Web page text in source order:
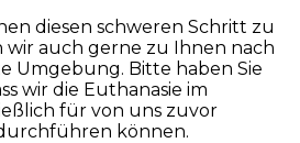
diesen schweren Schritt zu
auch gerne zu Ihnen nach
Umgebung. Bitte haben Sie
wir die Euthanasie im
für von uns zuvor
können.